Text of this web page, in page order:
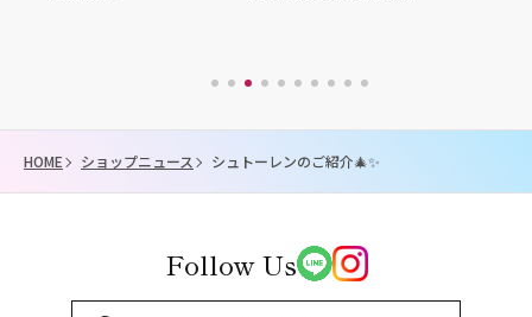
HOME ショップニュース シュトーレンのご紹介🎄✨
Follow Us